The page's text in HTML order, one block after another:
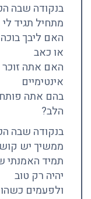
בנקודה שבה
מתחיל תגיד לי
האם ליבך
או כאב
האם אתה זוכר
אינטימיים
בהם אתה
הלב?
בנקודה שבה
ממשיך יש
תמיד
יהיה רק טוב
ולפעמים